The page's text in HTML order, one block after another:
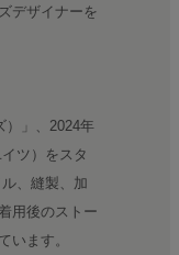
デザイナーを
）」、2024年
ツ）をスタ
、縫製、加
用後のストー
います。